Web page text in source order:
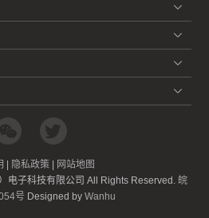
隐私政策
网站地图
电子科技有限公司 All Rights Reserved. 皖
号 Designed by Wanhu